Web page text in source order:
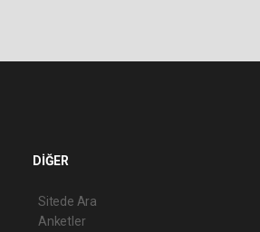
DİĞER
Sitede Ara
Anketler